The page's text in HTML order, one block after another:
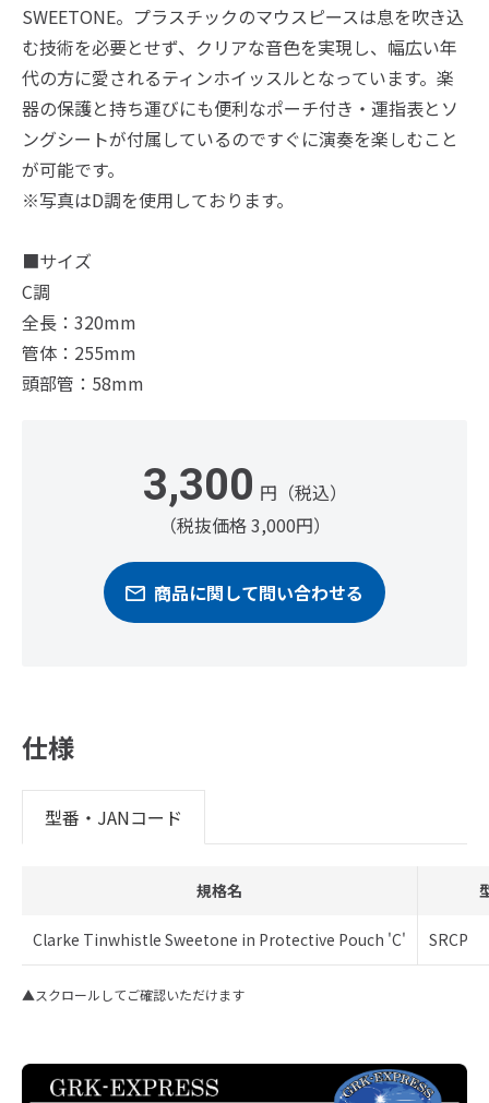
SWEETONE。プラスチックのマウスピースは息を吹き込
む技術を必要とせず、クリアな音色を実現し、幅広い年
代の方に愛されるティンホイッスルとなっています。楽
器の保護と持ち運びにも便利なポーチ付き・運指表とソ
ングシートが付属しているのですぐに演奏を楽しむこと
が可能です。
※写真はD調を使用しております。
■サイズ
C調
全長：320mm
管体：255mm
頭部管：58mm
3,300 円（税込）
（税抜価格 3,000円）
商品に関して問い合わせる
仕様
型番・JANコード
規格名
Clarke Tinwhistle Sweetone in Protective Pouch 'C' SRCP
▲スクロールしてご確認いただけます